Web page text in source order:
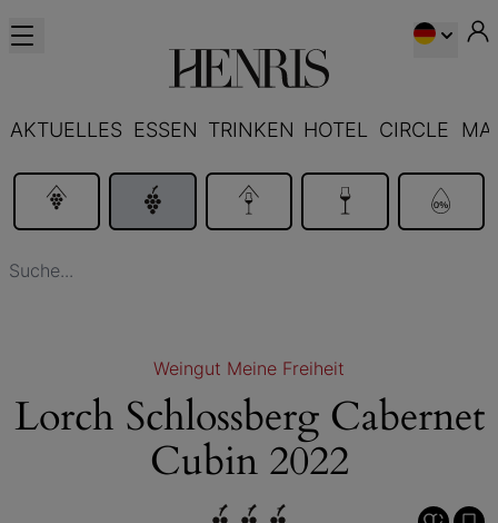
AKTUELLES ESSEN TRINKEN HOTEL CIRCLE
Weingut Meine Freiheit
Lorch Schlossberg Cabernet
Cubin 2022